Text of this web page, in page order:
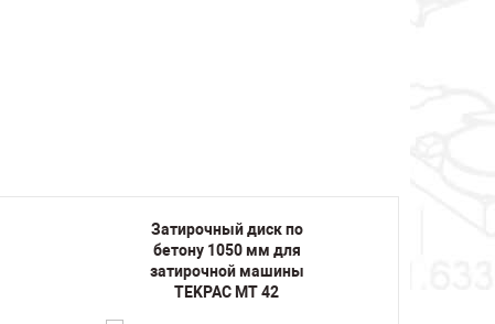
Затирочный диск по
бетону 1050 мм для
затирочной машины
TEKPAC MT 42